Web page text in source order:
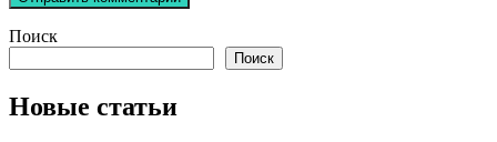
Поиск
Поиск
Новые статьи